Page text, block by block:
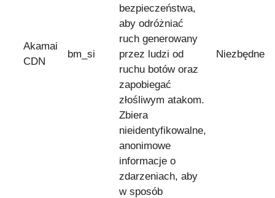
Akamai
CDN
bm_si
bezpieczeństwa,
aby odróżniać
ruch generowany
przez ludzi od
ruchu botów oraz
zapobiegać
złośliwym atakom.
Zbiera
nieidentyfikowalne,
anonimowe
informacje o
zdarzeniach, aby
w sposób
Niezbędne